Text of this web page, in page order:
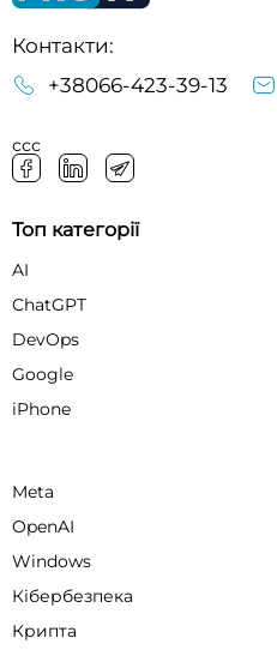
Контакти:
+38066-423-39-13
ссс
Топ категорії
AI
ChatGPT
DevOps
Google
iPhone
Meta
OpenAI
Windows
Кібербезпека
Крипта